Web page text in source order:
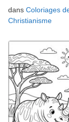
dans Coloriages
Christianisme